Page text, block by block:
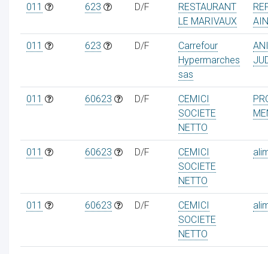
011 623 D/F
RESTAURANT
LE MARIVAUX
011 623 D/F
Carrefour
Hypermarches
sas
011 60623 D/F
CEMICI
SOCIETE
NETTO
011 60623 D/F
CEMICI
SOCIETE
NETTO
011 60623 D/F
CEMICI
SOCIETE
NETTO